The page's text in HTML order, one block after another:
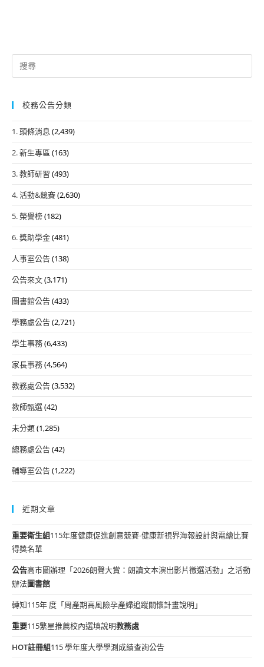
Search
for:
校務公告分類
1. 頭條消息 (2,439)
2. 新生專區 (163)
3. 教師研習 (493)
4. 活動&競賽(2,630)
5. 榮譽榜(182)
6. 獎助學金(481)
人事室公告(138)
公告來文(3,171)
圖書館公告(433)
學務處公告(2,721)
學生事務(6,433)
家長事務(4,564)
教務處公告(3,532)
教師甄選(42)
未分類(1,285)
總務處公告(42)
輔導室公告(1,222)
近期文章
重要衛生組115年度健康促進創意競賽-健康新視界海報設計與電繪比賽
得獎名單
公告高市圖辦理「2026朗聲大賞：朗讀文本演出影片徵選活動」之活動
辦法圖書館
轉知115年 度「周產期高風險孕產婦追蹤關懷計畫說明」
重要115繁星推薦校內選填說明教務處
HOT註冊組115 學年度大學學測成績查詢公告